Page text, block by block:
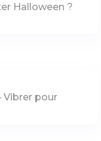
Halloween ?
Vibrer pour